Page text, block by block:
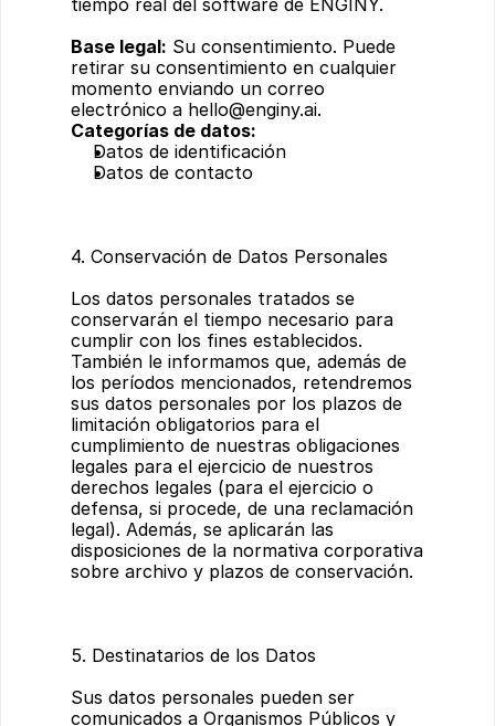
tiempo real del software de ENGINY.
Base legal: Su consentimiento. Puede
retirar su consentimiento en cualquier
momento enviando un correo
electrónico a hello@enginy.ai.
Categorías de datos:
Datos de identificación
Datos de contacto
4. Conservación de Datos Personales
Los datos personales tratados se
conservarán el tiempo necesario para
cumplir con los fines establecidos.
También le informamos que, además de
los períodos mencionados, retendremos
sus datos personales por los plazos de
limitación obligatorios para el
cumplimiento de nuestras obligaciones
legales para el ejercicio de nuestros
derechos legales (para el ejercicio o
defensa, si procede, de una reclamación
legal). Además, se aplicarán las
disposiciones de la normativa corporativa
sobre archivo y plazos de conservación.
5. Destinatarios de los Datos
Sus datos personales pueden ser
comunicados a Organismos Públicos y